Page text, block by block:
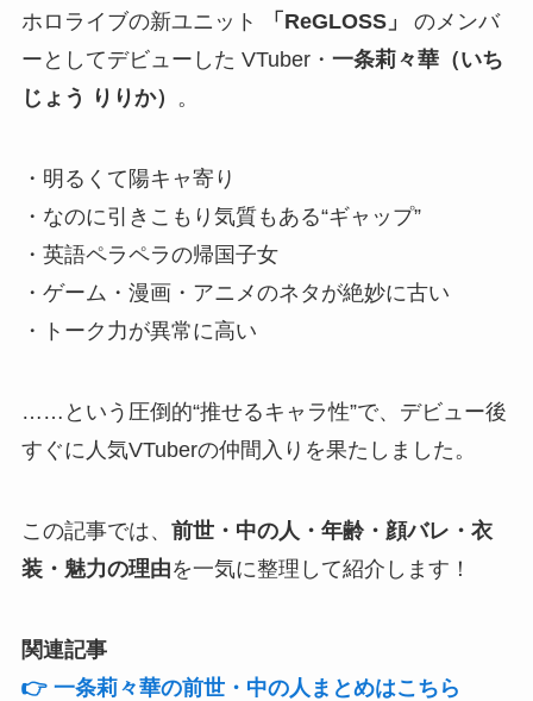
ホロライブの新ユニット 「ReGLOSS」
のメンバ
ーとしてデビューした VTuber・ 一条莉々華（いち
じょう りりか） 。
・明るくて陽キャ寄り
・なのに引きこもり気質もある“ギャップ”
・英語ペラペラの帰国子女
・ゲーム・漫画・アニメのネタが絶妙に古い
・トーク力が異常に高い
……という圧倒的“推せるキャラ性”で、デビュー後
すぐに人気VTuberの仲間入りを果たしました。
この記事では、 前世・中の人・年齢・顔バレ・衣
装・魅力の理由を一気に整理して紹介します！
関連記事
👉 一条莉々華の前世・中の人まとめはこちら